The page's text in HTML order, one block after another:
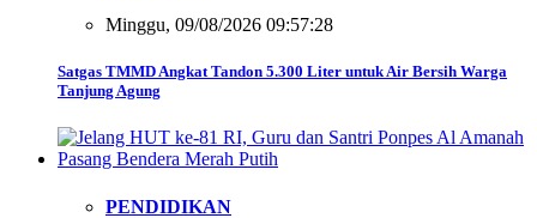
Minggu, 09/08/2026 09:57:28
Satgas TMMD Angkat Tandon 5.300 Liter untuk Air Bersih Warga
Tanjung Agung
PENDIDIKAN